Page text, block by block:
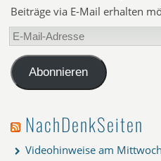
Beiträge via E-Mail erhalten
E-
Mail-
AdresseAbonnieren
NachDenkSeiten
Videohinweise am Mittwoch